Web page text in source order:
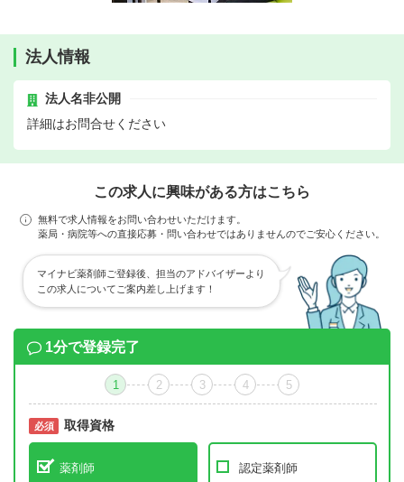
法人情報
法人名非公開
詳細はお問合せください
この求人に興味がある方はこちら
無料で求人情報をお問い合わせいただけます。
薬局・病院等への直接応募・問い合わせではありませんのでご安心ください。
マイナビ薬剤師ご登録後、担当のアドバイザーより
この求人についてご案内差し上げます！
1分で登録完了
1 2 3 4 5
必須 取得資格
薬剤師 認定薬剤師